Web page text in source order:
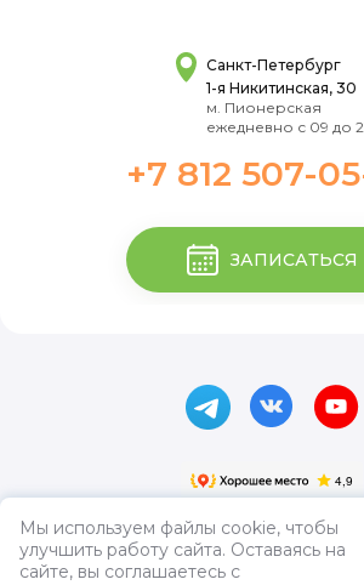
Санкт-Петербург
1-я Никитинская, 30
м. Пионерская
ежедневно с 09 до
+7 812 507-
ЗАПИСАТЬСЯ
Пользовательское
Мы используем файлы cookie, чтобы
улучшить работу сайта. Оставаясь на
сайте, вы соглашаетесь с